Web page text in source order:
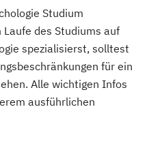
Studium
des Studiums auf
spezialisierst, solltest
für ein
Alle wichtigen Infos
ausführlichen